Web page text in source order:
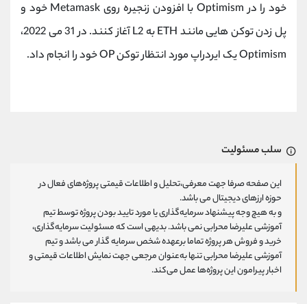
خود را در Optimism با افزودن زنجیره روی Metamask خود و
پل زدن توکن هایی مانند ETH به L2 آغاز کنند. در 31 می 2022،
Optimism یک ایردراپ مورد انتظار توکن OP خود را انجام داد.
سلب مسئولیت
این صفحه صرفا جهت معرفی،تحلیل و اطلاعات قیمتی پروژه‌های فعال در
حوزه ارزهای دیجیتال می باشد.
و به هیچ وجه پیشنهاد سرمایه‌گذاری یا مورد تایید بودن پروژه توسط تیم
آموزشی علیرضا محرابی نمی باشد. بدیهی است که مسئولیت سرمایه‌گذاری،
خرید و فروش هر پروژه تماما برعهده شخص سرمایه گذار می باشد و تیم
آموزشی علیرضا محرابی تنها به‌عنوان مرجعی جهت نمایش اطلاعات قیمتی و
اخبار پیرامون این پروژه‌‌ها عمل می‌کند.